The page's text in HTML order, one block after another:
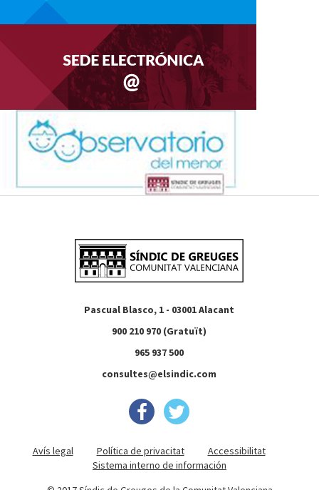
Pascual Blasco, 1 - 03001 Alacant
900 210 970 (Gratuït)
965 937 500
consultes@elsindic.com
Avís legal Política de privacitat
Accessibilitat
Sistema interno de información